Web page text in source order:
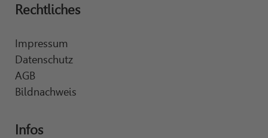
Rechtliches
Impressum
Datenschutz
AGB
Bildnachweis
Infos